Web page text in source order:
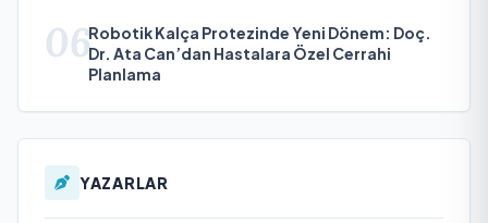
06Robotik Kalça Protezinde Yeni Dönem: Doç.
Dr. Ata Can’dan Hastalara Özel Cerrahi
Planlama
YAZARLAR